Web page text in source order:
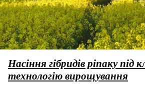
Насіння гібридів ріпаку під
технологію вирощування